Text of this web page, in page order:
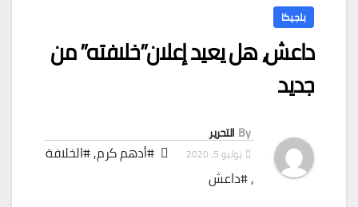
بلجيكا
داعش، هل يعيد إعلان”خلافته” من
جديد
By التحرير
يوليو 5, 2020 #أدهم كرم,#الخلافة
,#داعش